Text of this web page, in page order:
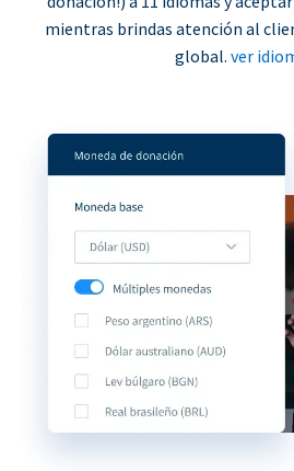
mientras brindas atención al
global. ver